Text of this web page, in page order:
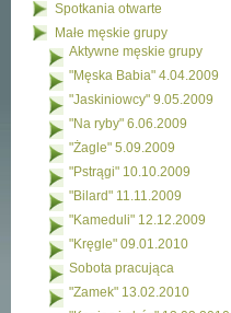
Spotkania otwarte
Małe męskie grupy
Aktywne męskie grupy
"Męska Babia" 4.04.2009
"Jaskiniowcy" 9.05.2009
"Na ryby" 6.06.2009
"Żagle" 5.09.2009
"Pstrągi" 10.10.2009
"Bilard" 11.11.2009
"Kameduli" 12.12.2009
"Kręgle" 09.01.2010
Sobota pracująca
"Zamek" 13.02.2010